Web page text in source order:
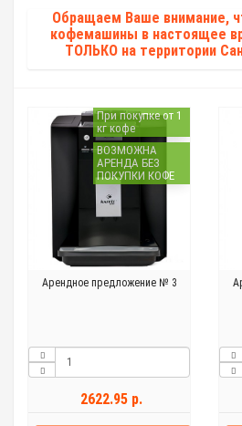
Обращаем Ваше внимание,
кофемашины в настоящее
ТОЛЬКО на территории
При покупке от 1
кг кофе
ВОЗМОЖНА
АРЕНДА БЕЗ
ПОКУПКИ КОФЕ
Арендное предложение № 3
2622.95 р.